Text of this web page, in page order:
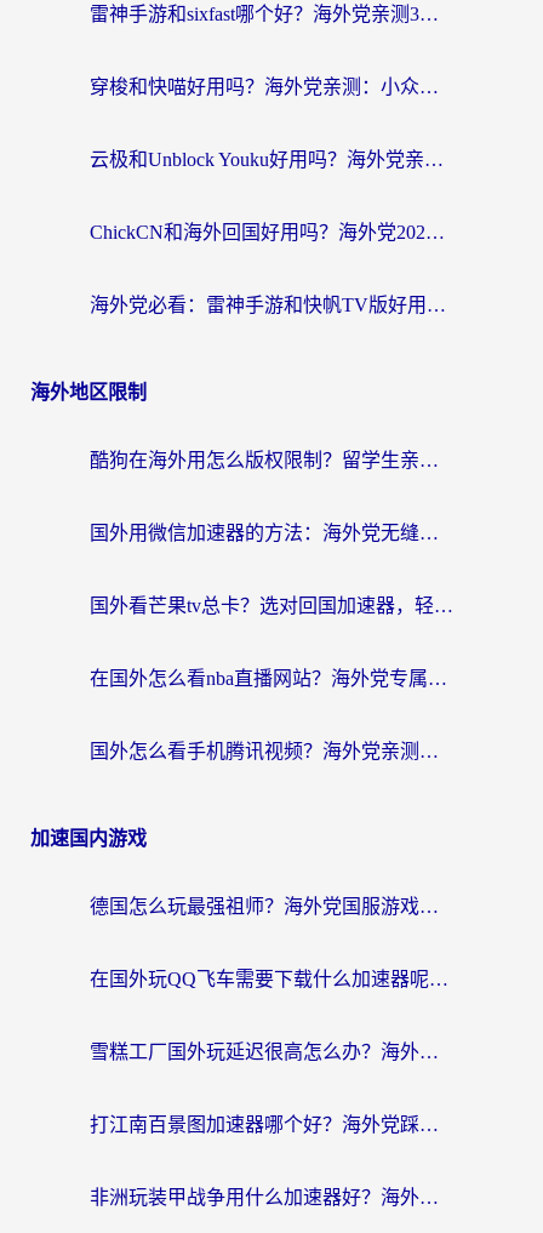
雷神手游和sixfast哪个好？海外党亲测3款回国加速器，教你选对不踩坑
穿梭和快喵好用吗？海外党亲测：小众加速器对比+番茄加速器深度体验
云极和Unblock Youku好用吗？海外党亲测+2026回国加速器避坑指南
ChickCN和海外回国好用吗？海外党2026亲测：从手游到影音，选对加速器的3个关键
海外党必看：雷神手游和快帆TV版好用吗？3步选对回国加速器不踩坑
海外地区限制
酷狗在海外用怎么版权限制？留学生亲测：3步解决听国内音乐难题
国外用微信加速器的方法：海外党无缝连接国内生活的实用指南
国外看芒果tv总卡？选对回国加速器，轻松追《浪姐》不费劲
在国外怎么看nba直播网站？海外党专属体育观赛指南，告别地区限制！
国外怎么看手机腾讯视频？海外党亲测有效的追剧加速器选择指南
加速国内游戏
德国怎么玩最强祖师？海外党国服游戏加速器选择全攻略（附宝可梦Online实测）
在国外玩QQ飞车需要下载什么加速器呢？海外党亲测有效的国服游戏加速指南
雪糕工厂国外玩延迟很高怎么办？海外玩家国服游戏加速终极攻略（附实测推荐）
打江南百景图加速器哪个好？海外党踩坑N次后，终于找到不卡的秘诀
非洲玩装甲战争用什么加速器好？海外党亲测有效的国服游戏加速方案